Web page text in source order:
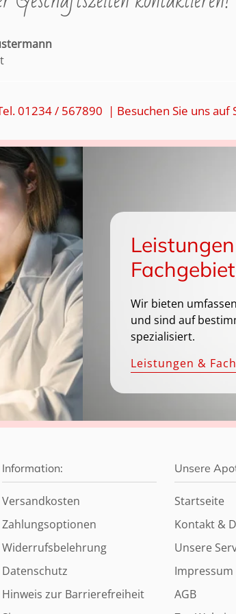
01234 / 567890 | Besuchen Sie uns auf
Wir bieten
und sind auf
spezialisiert.
Leistungen &
Information:
Versandkosten
Zahlungsoptionen
Widerrufsbelehrung
Datenschutz
Hinweis zur Barrierefreiheit
Unsere
Startseite
Kontakt &
Unsere
Impressum
AGB